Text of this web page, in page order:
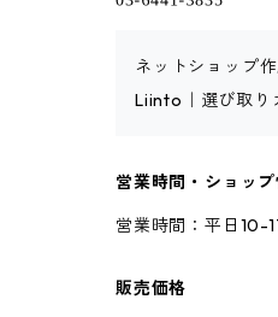
ネットショップ
Liinto｜選び取り
営業時間・ショッ
営業時間：平日10-
販売価格